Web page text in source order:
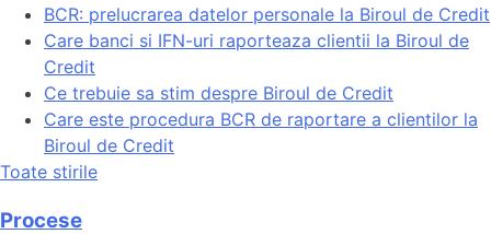
BCR: prelucrarea datelor personale la Biroul de Credit
Care banci si IFN-uri raporteaza clientii la Biroul de
Credit
Ce trebuie sa stim despre Biroul de Credit
Care este procedura BCR de raportare a clientilor la
Biroul de Credit
Toate stirile
Procese